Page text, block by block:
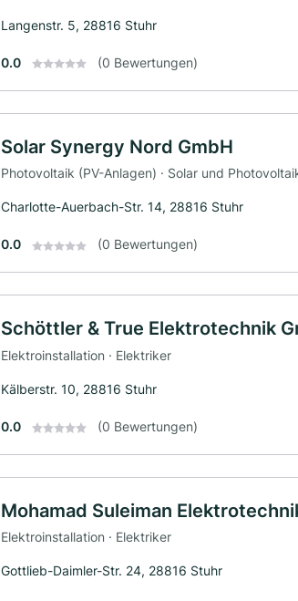
Langenstr. 5, 28816 Stuhr
0.0 (0 Bewertungen)
Solar Synergy Nord GmbH
Photovoltaik (PV-Anlagen) · Solar und
Charlotte-Auerbach-Str. 14, 28816 Stuhr
0.0 (0 Bewertungen)
Schöttler & True Elektrotechnik
Elektroinstallation · Elektriker
Kälberstr. 10, 28816 Stuhr
0.0 (0 Bewertungen)
Mohamad Suleiman
Elektroinstallation · Elektriker
Gottlieb-Daimler-Str. 24, 28816 Stuhr